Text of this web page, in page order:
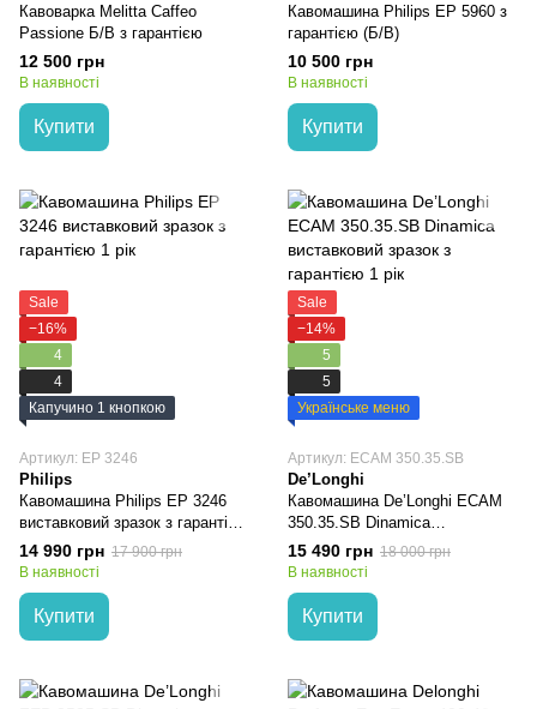
Кавоварка Melitta Caffeo
Passione Б/В з гарантією
12 500 грн
В наявності
Купити
Кавомашина Philips EP 5960 з
гарантією (Б/В)
10 500 грн
В наявності
Купити
Sale
−16%
4
4
Капучино 1 кнопкою
Артикул: EP 3246
Philips
Кавомашина Philips EP 3246
виставковий зразок з гарантією
1 рік
14 990 грн 17 900 грн
В наявності
Купити
Sale
−14%
5
5
Українське меню
Артикул: ECAM 350.35.SB
De’Longhi
Кавомашина De’Longhi ECAM
350.35.SB Dinamica
виставковий зразок з гарантією
1 рік
15 490 грн 18 000 грн
В наявності
Купити